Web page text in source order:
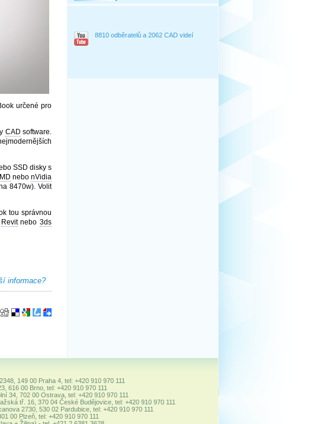
určené pro
CAD software.
SSD disky s
nebonVidia
8470w). Volit
tou správnou
Revitnebo3ds
informace?
8810 odběratelů a 2062 CAD videí
149 00 Praha 4, tel: +420 910 970 111
616 00 Brno, tel: +420 910 970 111
34, 702 00 Ostrava, tel: +420 910 970 111
tř. 16, 370 04 České Budějovice, tel: +420 910 970 111
2730, 530 02 Pardubice, tel: +420 910 970 111
00 Plzeň, tel: +420 910 970 111